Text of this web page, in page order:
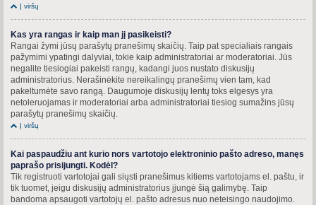
Į viršų
Kas yra rangas ir kaip man jį pasikeisti?
Rangai žymi jūsų parašytų pranešimų skaičių. Taip pat specialiais rangais
pažymimi ypatingi dalyviai, tokie kaip administratoriai ar moderatoriai. Jūs
negalite tiesiogiai pakeisti rangų, kadangi juos nustato diskusijų
administratorius. Nerašinėkite nereikalingų pranešimų vien tam, kad
pakeltumėte savo rangą. Daugumoje diskusijų lentų toks elgesys yra
netoleruojamas ir moderatoriai arba administratoriai tiesiog sumažins jūsų
parašytų pranešimų skaičių.
Į viršų
Kai paspaudžiu ant kurio nors vartotojo elektroninio pašto adreso, manęs
paprašo prisijungti. Kodėl?
Tik registruoti vartotojai gali siųsti pranešimus kitiems vartotojams el. paštu, ir
tik tuomet, jeigu diskusijų administratorius įjungė šią galimybę. Taip
bandoma apsaugoti vartotojų el. pašto adresus nuo neteisingo naudojimo.